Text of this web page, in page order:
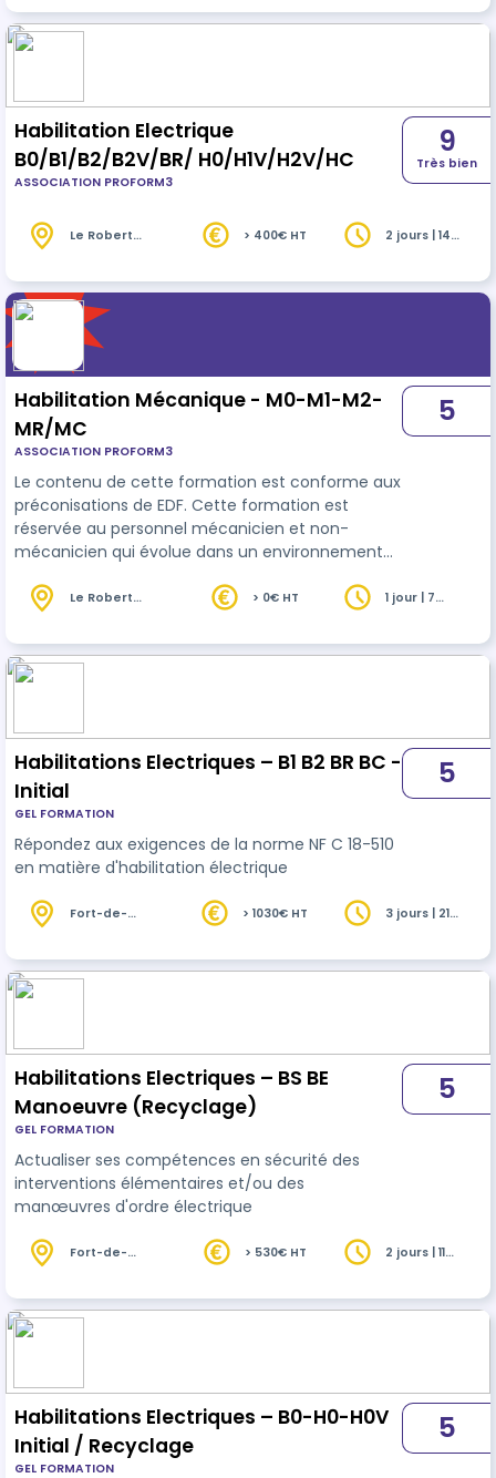
ZONES D’ENVIRONNEMENT et leurs limites. ▪
L’HABILITATION : les modifications, nouveaux
Habilitation Electrique
B0/B1/B2/B2V/BR/ H0/H1V/H2V/HC
ASSOCIATION PROFORM3
9
Très bien
Le Robert
> 400€ HT
2 jours | 14
Habilitation Mécanique - M0-M1-M2-
MR/MC
ASSOCIATION PROFORM3
Le contenu de cette formation est conforme aux
préconisations de EDF. Cette formation est
réservée au personnel mécanicien et non-
mécanicien qui évolue dans un environnement
employés en fonction du poste de travail qu'ils
mécanicien (MO), exécutant mécanicien (M1),
chargé de travaux mécanique (M2), chargé
Habilitation Mo et M1 (réf. OIF00…
5
Le Robert
> 0€ HT
1 jour | 7
Habilitations Electriques – B1 B2 BR BC -
Initial
GEL FORMATION
Répondez aux exigences de la norme NF C 18-510
en matière d'habilitation électrique
5
Fort-de-
> 1030€ HT
3 jours | 21
Habilitations Electriques – BS BE
Manoeuvre (Recyclage)
GEL FORMATION
Actualiser ses compétences en sécurité des
interventions élémentaires et/ou des
manœuvres d'ordre électrique
5
Fort-de-
> 530€ HT
2 jours | 11
Habilitations Electriques – B0-H0-H0V
Initial / Recyclage
GEL FORMATION
5